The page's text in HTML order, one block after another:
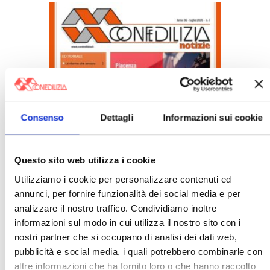
Consenso Dettagli Informazioni sui cookie
Questo sito web utilizza i cookie
Utilizziamo i cookie per personalizzare contenuti ed
annunci, per fornire funzionalità dei social media e per
analizzare il nostro traffico. Condividiamo inoltre
informazioni sul modo in cui utilizza il nostro sito con i
nostri partner che si occupano di analisi dei dati web,
pubblicità e social media, i quali potrebbero combinarle con
altre informazioni che ha fornito loro o che hanno raccolto
Confedilizia notizie – Luglio 2026
〉 Italia Oggi – Pagina Confedilizia
Italia Oggi – Luglio 2026